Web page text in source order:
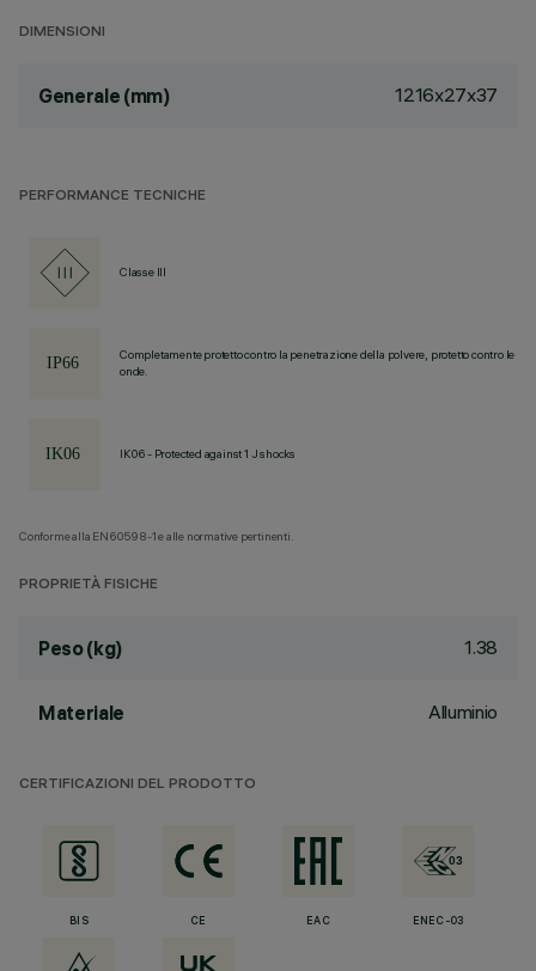
DIMENSIONI
Generale (mm) 1216x27x37
PERFORMANCE TECNICHE
Classe III
Completamente protetto contro la penetrazione della polvere, protetto contro le
onde.
IK06 - Protected against 1 J shocks
Conforme alla EN60598-1 e alle normative pertinenti.
PROPRIETÀ FISICHE
Peso (kg) 1.38
Materiale Alluminio
CERTIFICAZIONI DEL PRODOTTO
BIS CE EAC ENEC-03